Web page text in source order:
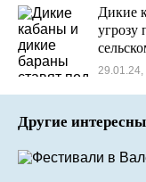
Дикие
29.01.24,
Другие